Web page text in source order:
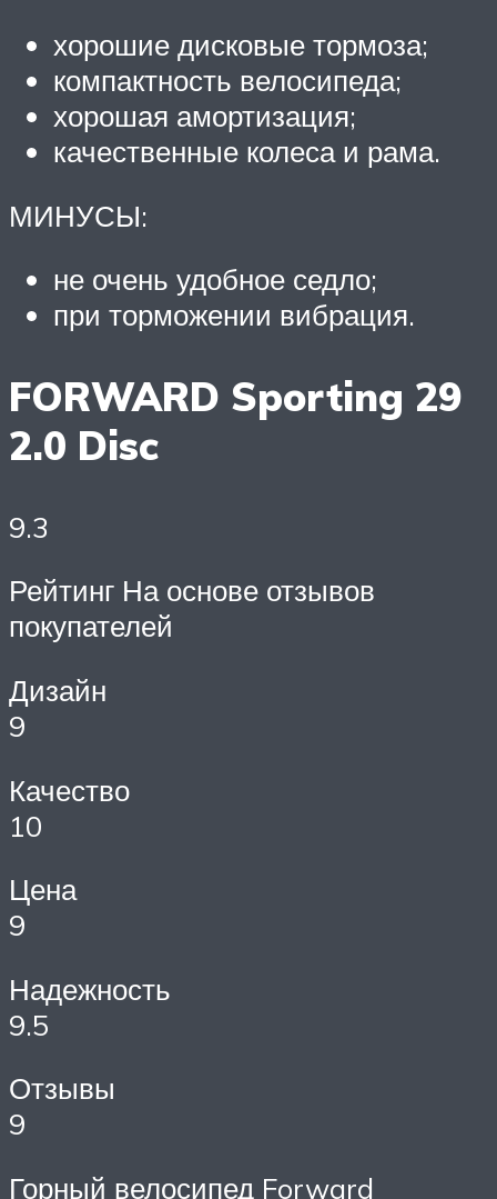
хорошие дисковые тормоза;
компактность велосипеда;
хорошая амортизация;
качественные колеса и рама.
МИНУСЫ:
не очень удобное седло;
при торможении вибрация.
FORWARD Sporting 29
2.0 Disc
9.3
Рейтинг На основе отзывов
покупателей
Дизайн
9
Качество
10
Цена
9
Надежность
9.5
Отзывы
9
Горный велосипед Forward